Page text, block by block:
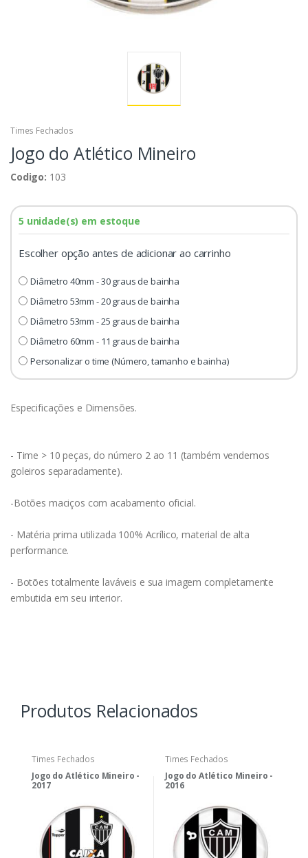
Times Fechados
Jogo do Atlético Mineiro
Codigo: 103
5 unidade(s) em estoque
Escolher opção antes de adicionar ao carrinho
Diâmetro 40mm - 30 graus de bainha
Diâmetro 53mm - 20 graus de bainha
Diâmetro 53mm - 25 graus de bainha
Diâmetro 60mm - 11 graus de bainha
Personalizar o time (Número, tamanho e bainha)
Especificações e Dimensões.
- Time > 10 peças, do número 2 ao 11 (também vendemos
goleiros separadamente).
-Botões maciços com acabamento oficial.
- Matéria prima utilizada 100% Acrílico, material de alta
performance.
- Botões totalmente laváveis e sua imagem completamente
embutida em seu interior.
Produtos Relacionados
Times Fechados
Jogo do Atlético Mineiro -
2017
Times Fechados
Jogo do Atlético Mineiro -
2016